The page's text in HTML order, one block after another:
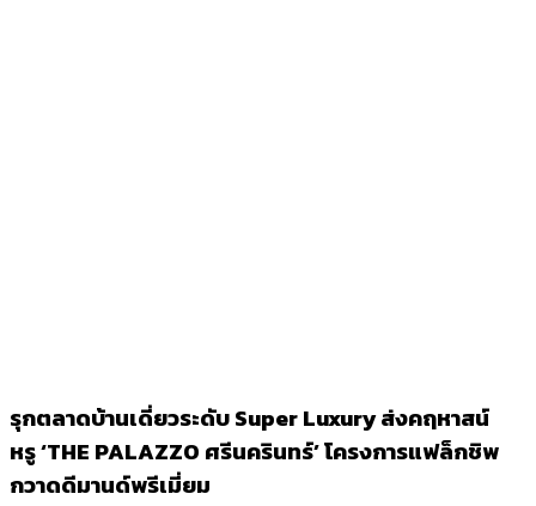
รุกตลาดบ้านเดี่ยวระดับSuper Luxury ส่งคฤหาสน์
หรู ‘THE PALAZZO ศรีนครินทร์’ โครงการแฟล็กชิพ
กวาดดีมานด์พรีเมี่ยม